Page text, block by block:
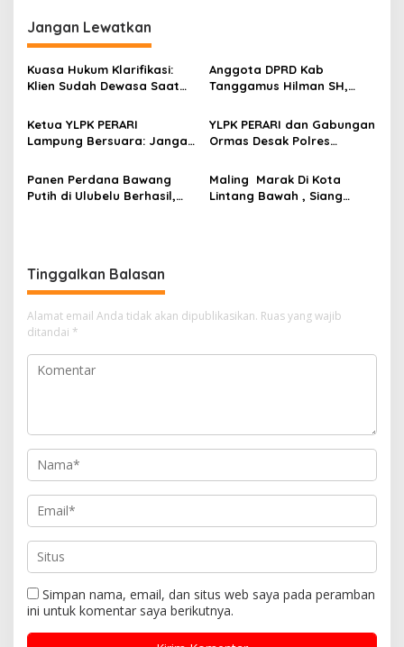
a
s
i
o
Jangan Lewatkan
Kuasa Hukum Klarifikasi:
Klien Sudah Dewasa Saat
Anggota DPRD Kab
Tanggamus Hilman SH,
Bioaktifvator Nitrobacter
Ketua YLPK PERARI
Lampung Bersuara: Jangan
Dugaan Pengondisian
Massa Aksi Minta Diusut
YLPK PERARI dan Gabungan
Ormas Desak Polres
Tindaklanjuti Laporan
Slamet Riyadi Putra
Dugaan Pelanggaran UU
Panen Perdana Bawang
Putih di Ulubelu Berhasil,
Maling Marak Di Kota
Lintang Bawah , Siang
Tinggalkan Balasan
Alamat email Anda tidak akan dipublikasikan. Ruas yang wajib
ditandai *
Simpan nama, email, dan situs web saya pada peramban
ini untuk komentar saya berikutnya.